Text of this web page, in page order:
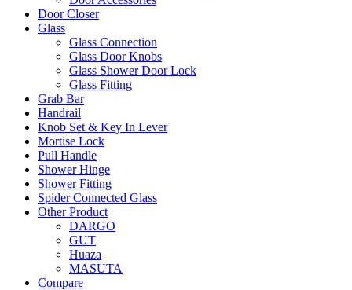
Door Closer
Glass
Glass Connection
Glass Door Knobs
Glass Shower Door Lock
Glass Fitting
Grab Bar
Handrail
Knob Set & Key In Lever
Mortise Lock
Pull Handle
Shower Hinge
Shower Fitting
Spider Connected Glass
Other Product
DARGO
GUT
Huaza
MASUTA
Compare